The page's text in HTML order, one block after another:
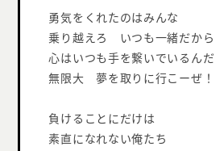
勇気をくれたのはみんな
乗り越えろ いつも一緒だから
心はいつも手を繋いでいるんだ
無限大 夢を取りに行こーぜ！
負けることにだけは
素直になれない俺たち